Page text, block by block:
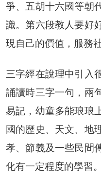
爭、五胡十六國等朝
識。第六段教人要好
現自己的價值，服務社
三字經在說理中引入
誦讀時三字一句，兩
易記，幼童多能琅琅
國的歷史、天文、地
孝、節義及一些民間
化有一定程度的學習。